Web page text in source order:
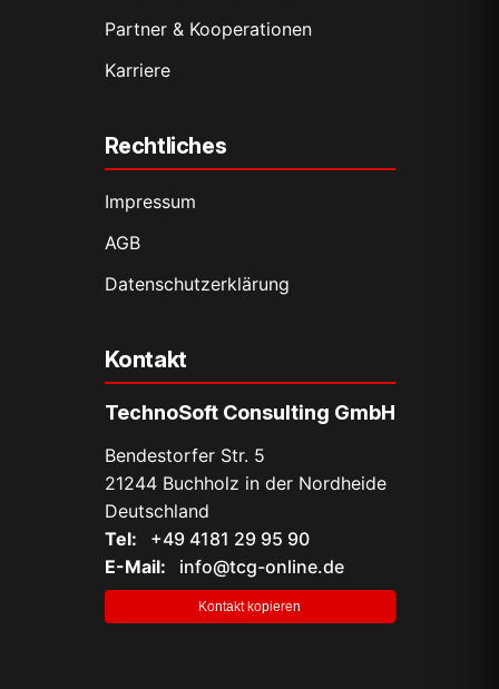
Partner & Kooperationen
Karriere
Rechtliches
Impressum
AGB
Datenschutz­erklärung
Kontakt
TechnoSoft Consulting GmbH
Bendestorfer Str. 5
21244 Buchholz in der Nordheide
Deutschland
Tel:
+49 4181 29 95 90
E-Mail:
info@tcg-online.de
Kontakt kopieren